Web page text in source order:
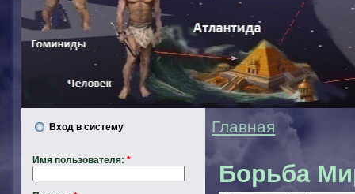
Вход в систему
Имя пользователя: *
Главная
Борьба